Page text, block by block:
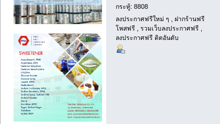
กระทู้: 8808
ลงประกาศฟรีใหม่ ๆ , ฝากร้านฟรี
โพสฟรี , รวมเว็บลงประกาศฟรี ,
ลงประกาศฟรี ติดอันดับ